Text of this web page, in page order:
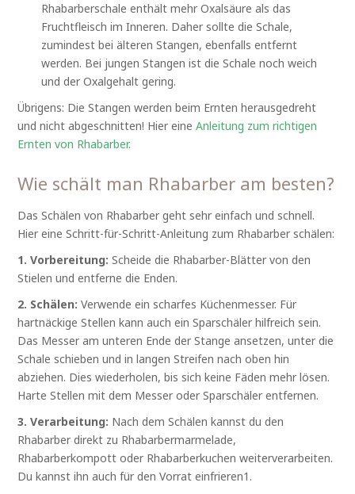
Rhabarberschale enthält mehr Oxalsäure als das
Fruchtfleisch im Inneren. Daher sollte die Schale,
zumindest bei älteren Stangen, ebenfalls entfernt
werden. Bei jungen Stangen ist die Schale noch weich
und der Oxalgehalt gering.
Übrigens: Die Stangen werden beim Ernten herausgedreht
und nicht abgeschnitten! Hier eineAnleitung zum richtigen
Ernten von Rhabarber.
Wie schält man Rhabarber am besten?
Das Schälen von Rhabarber geht sehr einfach und schnell.
Hier eine Schritt-für-Schritt-Anleitung zum Rhabarber schälen:
1. Vorbereitung:Scheide die Rhabarber-Blätter von den
Stielen und entferne die Enden.
2. Schälen:Verwende ein scharfes Küchenmesser. Für
hartnäckige Stellen kann auch ein Sparschäler hilfreich sein.
Das Messer am unteren Ende der Stange ansetzen, unter die
Schale schieben und in langen Streifen nach oben hin
abziehen. Dies wiederholen, bis sich keine Fäden mehr lösen.
Harte Stellen mit dem Messer oder Sparschäler entfernen.
3. Verarbeitung: Nach dem Schälen kannst du den
Rhabarber direkt zu Rhabarbermarmelade,
Rhabarberkompott oder Rhabarberkuchen weiterverarbeiten.
Du kannst ihn auch für den Vorrat einfrieren1.